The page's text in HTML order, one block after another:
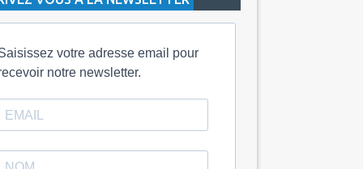
de validité sont de 3 jours pour
votre adresse email pour
notre newsletter.